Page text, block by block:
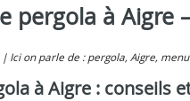
pergola à Aigre
Ici on parle de : pergola, Aigre,
à Aigre : conseils